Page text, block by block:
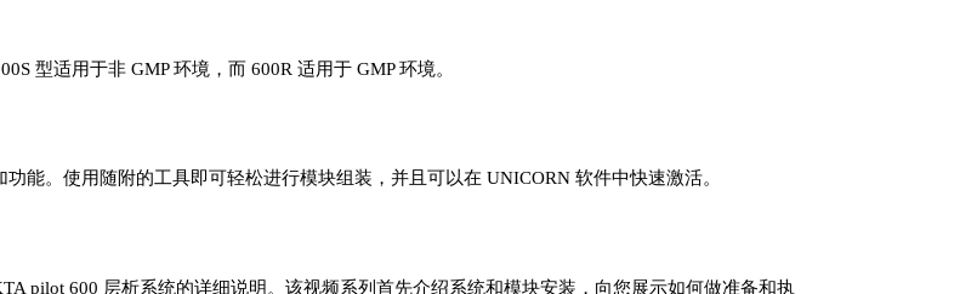
型适用于非 GMP 环境，而 600R 适用于 GMP 环境。
能。使用随附的工具即可轻松进行模块组装，并且可以在 UNICORN 软件中快速激活。
pilot 600 层析系统的详细说明。该视频系列首先介绍系统和模块安装，向您展示如何做准备和执